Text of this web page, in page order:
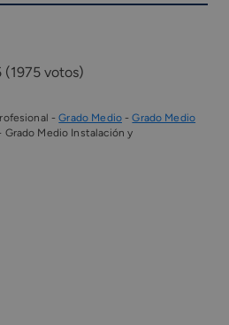
(1975 votos)
-Grado Medio-Grado Medio
Grado Medio Instalación y